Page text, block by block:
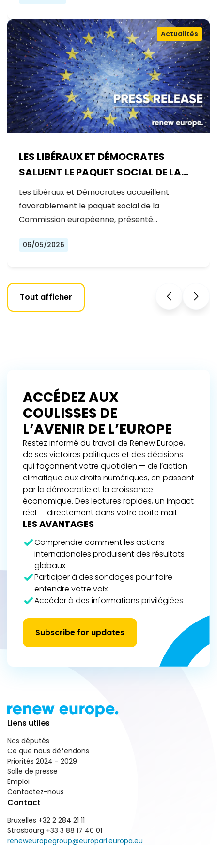
LES LIBÉRAUX ET DÉMOCRATES
SALUENT LE PAQUET SOCIAL DE LA
COMMISSION : UNE AVANCÉE
MAJEURE POUR UNE UE PLUS JUSTE ET
INCLUSIVE
Actualités
Les Libéraux et Démocrates accueillent
favorablement le paquet social de la
Commission européenne, présenté…
06/05/2026
Tout afficher
ACCÉDEZ AUX
COULISSES DE
L’AVENIR DE L’EUROPE
Restez informé du travail de Renew Europe,
de ses victoires politiques et des décisions
qui façonnent votre quotidien — de l’action
climatique aux droits numériques, en passant
par la démocratie et la croissance
économique. Des lectures rapides, un impact
réel — directement dans votre boîte mail.
LES AVANTAGES
Comprendre comment les actions
internationales produisent des résultats
globaux
Participer à des sondages pour faire
entendre votre voix
Accéder à des informations privilégiées
Subscribe for updates
Liens utiles
Nos députés
Ce que nous défendons
Priorités 2024 - 2029
Salle de presse
Emploi
Contactez-nous
Contact
Bruxelles +32 2 284 21 11
Strasbourg +33 3 88 17 40 01
reneweuropegroup@europarl.europa.eu